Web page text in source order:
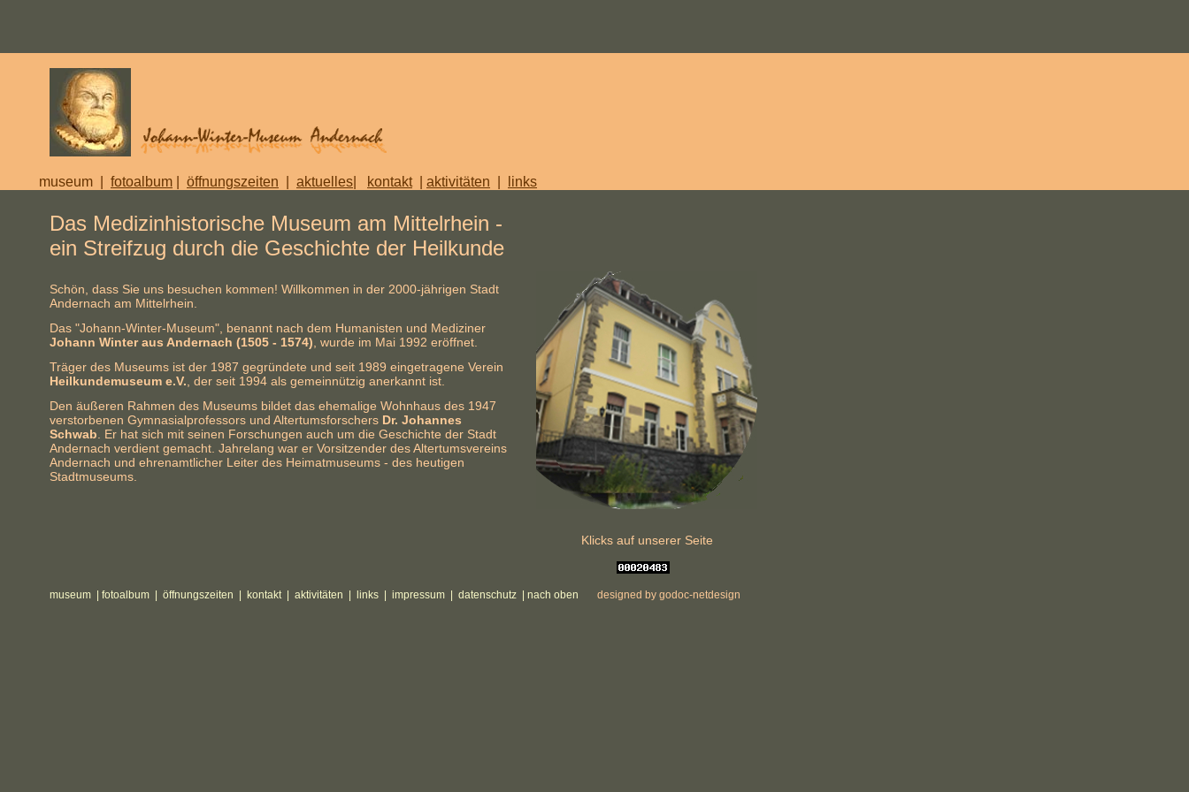
museum fotoalbum öffnungszeiten aktuelles kontakt aktivitäten links
Das Medizinhistorische Museum am Mittelrhein -
ein Streifzug durch die Geschichte der Heilkunde
Schön, dass Sie uns besuchen kommen! Willkommen in der 2000-jährigen Stadt
Andernach am Mittelrhein.
Das "Johann-Winter-Museum", benannt nach dem Humanisten und Mediziner
Johann Winter aus Andernach (1505 - 1574) , wurde im Mai 1992 eröffnet.
Träger des Museums ist der 1987 gegründete und seit 1989 eingetragene Verein
Heilkundemuseum e.V. , der seit 1994 als gemeinnützig anerkannt ist.
Den äußeren Rahmen des Museums bildet das ehemalige Wohnhaus des 1947
verstorbenen Gymnasialprofessors und Altertumsforschers Dr. Johannes
Schwab . Er hat sich mit seinen Forschungen auch um die Geschichte der Stadt
Andernach verdient gemacht. Jahrelang war er Vorsitzender des Altertumsvereins
Andernach und ehrenamtlicher Leiter des Heimatmuseums - des heutigen
Stadtmuseums.
Klicks auf unserer Seite
museum fotoalbum öffnungszeiten kontakt | aktivitäten links impressum datenschutz | nach oben designed by godoc-netdesign